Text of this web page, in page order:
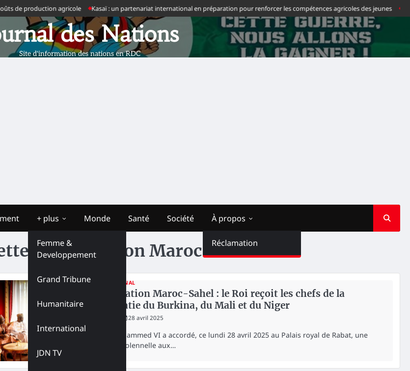
de production agricole Kasaï : un partenariat international en préparation pour renforcer les compétences agricoles des jeunes
des Nations
Site d'information des nations en RDC
+ plus
Femme &
Developpement
Grand Tribune
Humanitaire
International
JDN TV
Monde Santé Société À propos
Réclamation
:Coopération Maroc-Sahel
INTERNATIONAL
Coopération Maroc-Sahel : le Roi reçoit les chefs de la
diplomatie du Burkina, du Mali et du Niger
28 avril 2025
Le Roi Mohammed VI a accordé, ce lundi 28 avril 2025 au Palais royal de Rabat, une
audience solennelle aux…